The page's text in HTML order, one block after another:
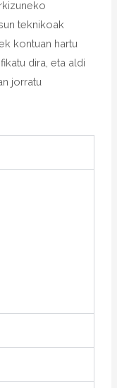
teknikoak
kontuan hartu
dira, eta aldi
jorratu